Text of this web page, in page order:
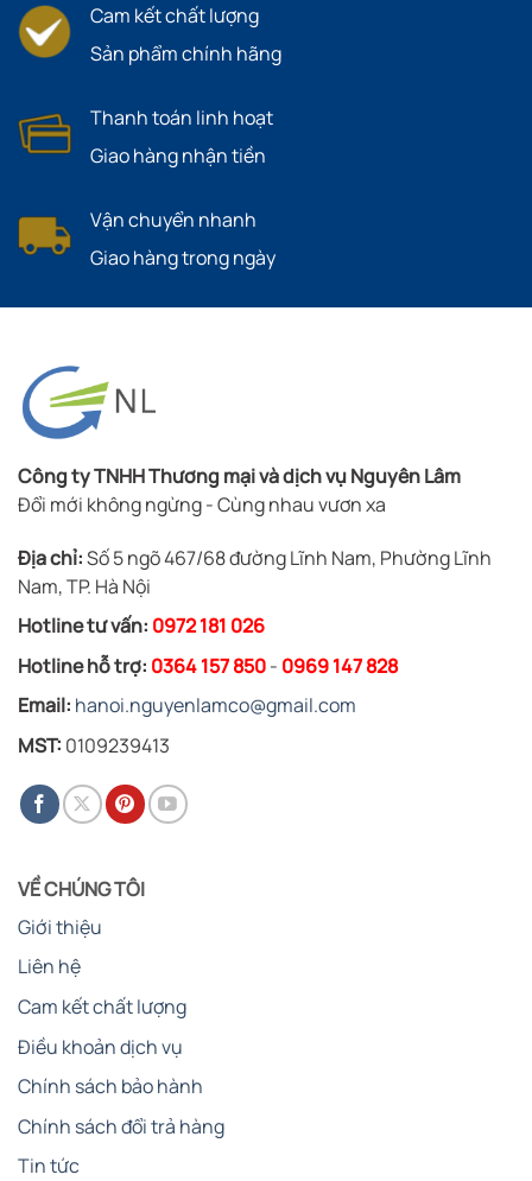
Cam kết chất lượng
Sản phẩm chính hãng
Thanh toán linh hoạt
Giao hàng nhận tiền
Vận chuyển nhanh
Giao hàng trong ngày
Công ty TNHH Thương mại và dịch vụ Nguyên Lâm
Đổi mới không ngừng - Cùng nhau vươn xa
Địa chỉ:Số 5 ngõ 467/68 đường Lĩnh Nam, Phường Lĩnh
Nam, TP. Hà Nội
Hotline tư vấn: 0972 181 026
Hotline hỗ trợ: 0364 157 850- 0969 147 828
Email: hanoi.nguyenlamco@gmail.com
MST: 0109239413
VỀ CHÚNG TÔI
Giới thiệu
Liên hệ
Cam kết chất lượng
Điều khoản dịch vụ
Chính sách bảo hành
Chính sách đổi trả hàng
Tin tức